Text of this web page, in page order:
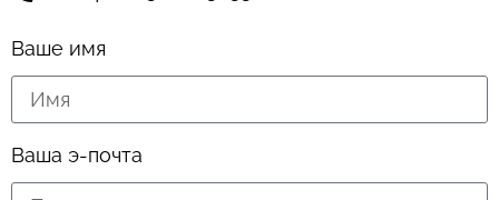
Ваше имя
Ваша э-почта